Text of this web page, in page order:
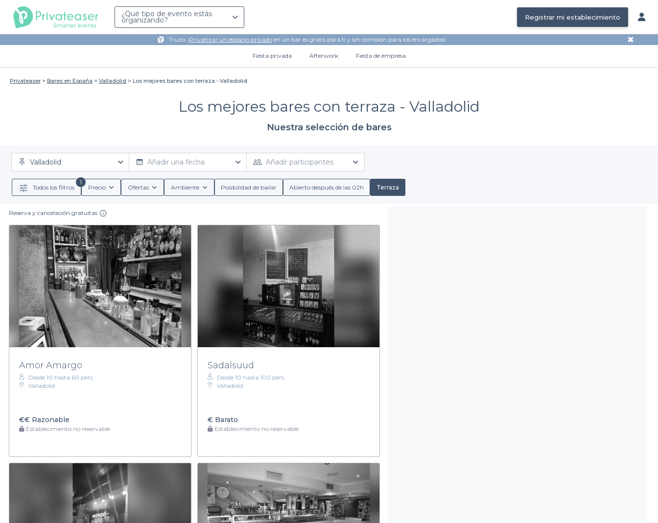
¿Qué tipo de evento estás
organizando? Registrar mi establecimiento
Truco: ¡Privatizar un espacio privadoen un bar es gratis para ti y sin comisión para los encargados! ✖
Fiesta privada Afterwork Fiesta de empresa
Privateaser Bares en España Valladolid Los mejores bares con terraza - Valladolid
Los mejores bares con terraza - Valladolid
Nuestra selección de bares
Valladolid Añadir una fecha Añadir participantes
Todos los filtros
1
Precio Ofertas Ambiente Posibilidad de bailar Abierto después de las 02h Terraza
Reserva y cancelación gratuitas
Amor Amargo
Desde 10 hasta 60 pers.
Valladolid
€€ Razonable
Establecimiento no reservable
Sadalsuud
Desde 10 hasta 100 pers.
Valladolid
€Barato
Establecimiento no reservable